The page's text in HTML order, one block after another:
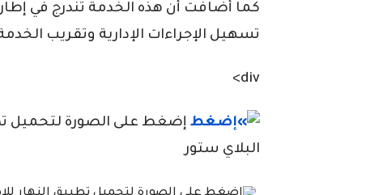
كما أضافت أن هذه الخدمة تندرج في
تسهيل الإجراءات الإدارية وتقريب
div>
إضغط على الصورة لتحميل
البلاي ستور